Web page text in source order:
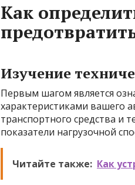
Как
Изучение
Первым шагом является
характеристиками вашего
транспортного средства и
показатели нагрузочной
Читайте также: Как